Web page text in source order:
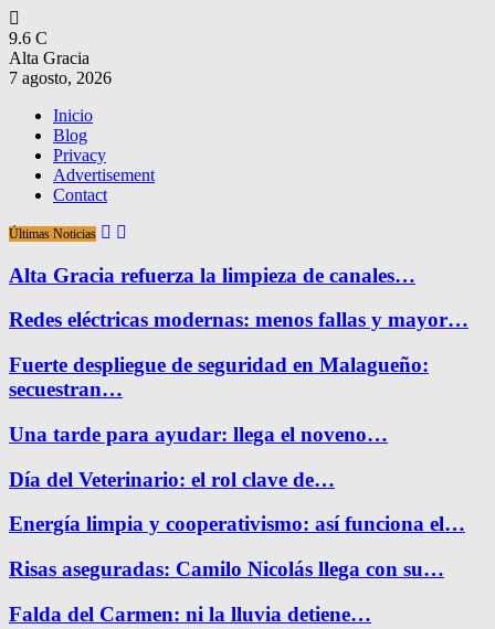
9.6 C
Alta Gracia
7 agosto, 2026
Inicio
Blog
Privacy
Advertisement
Contact
Últimas Noticias
Alta Gracia refuerza la limpieza de canales…
Redes eléctricas modernas: menos fallas y mayor…
Fuerte despliegue de seguridad en Malagueño:
secuestran…
Una tarde para ayudar: llega el noveno…
Día del Veterinario: el rol clave de…
Energía limpia y cooperativismo: así funciona el…
Risas aseguradas: Camilo Nicolás llega con su…
Falda del Carmen: ni la lluvia detiene…